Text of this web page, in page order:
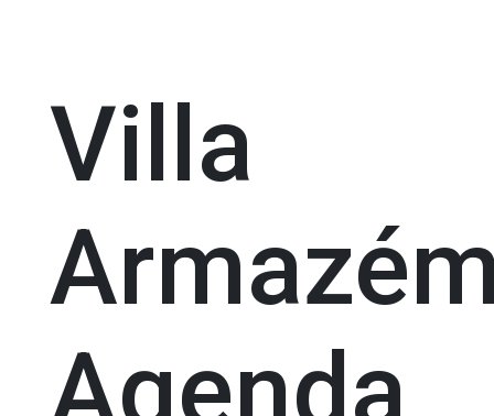
Villa
Agenda